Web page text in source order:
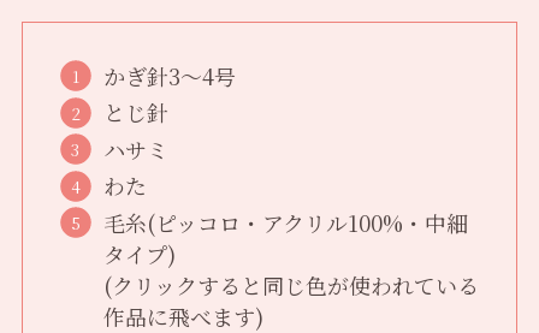
かぎ針3〜4号
とじ針
ハサミ
わた
毛糸(ピッコロ・アクリル100%・中細
タイプ)
(クリックすると同じ色が使われている
作品に飛べます)